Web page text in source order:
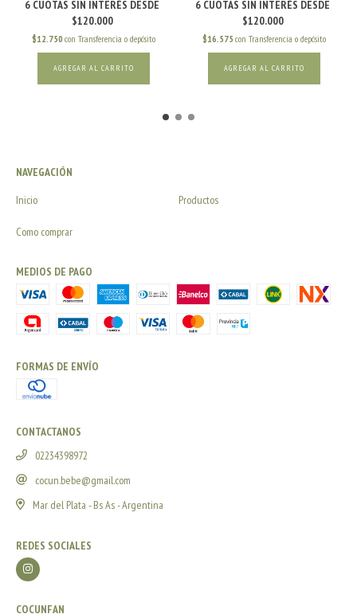
$12.750 con Transferencia o depósito $16.575 con Transferencia o depósito
AGREGAR AL CARRITO
NAVEGACIÓN
Inicio
Productos
Como comprar
MEDIOS DE PAGO
FORMAS DE ENVÍO
CONTACTANOS
02234398972
cocun.bebe@gmail.com
Mar del Plata - Bs As - Argentina
REDES SOCIALES
COCUNFAN